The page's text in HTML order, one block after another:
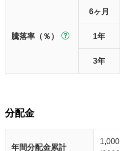
騰落率（％）
6ヶ月
1年
3年
分配金
年間分配金累計
1,000